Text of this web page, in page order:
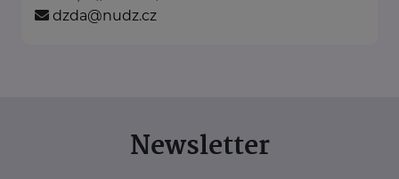
dzda@nudz.cz
Newsletter